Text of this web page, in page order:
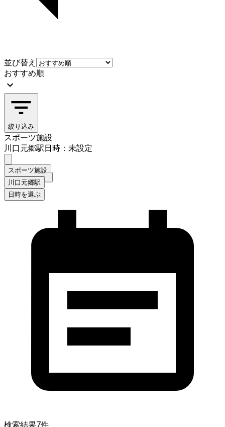
並び替え
おすすめ順
絞り込み
スポーツ施設
川口元郷駅日時：未設定
スポーツ施設
川口元郷駅
日時を選ぶ
検索結果7件